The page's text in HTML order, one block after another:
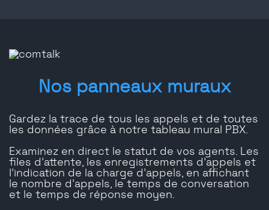
Nos panneaux muraux
Gardez la trace de tous les appels et de toutes
les données grâce à notre tableau mural PBX.
Examinez en direct le statut de vos agents. Les
files d'attente, les enregistrements d'appels et
l'indication de la charge d'appels, en affichant
le nombre d'appels, le temps de conversation
et le temps de réponse moyen.